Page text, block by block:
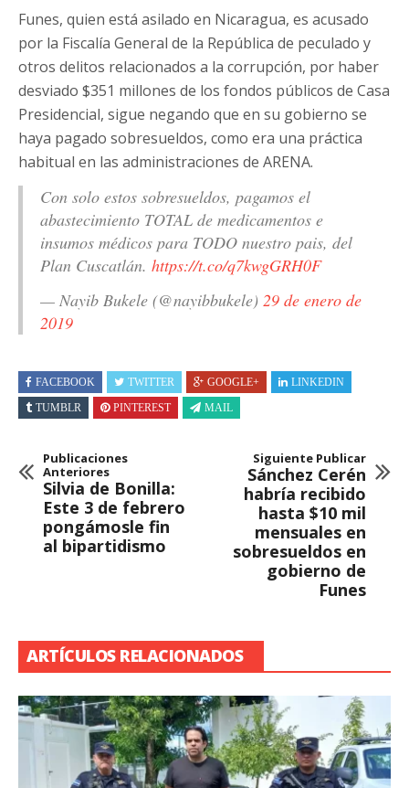
Funes, quien está asilado en Nicaragua, es acusado
por la Fiscalía General de la República de peculado y
otros delitos relacionados a la corrupción, por haber
desviado $351 millones de los fondos públicos de Casa
Presidencial, sigue negando que en su gobierno se
haya pagado sobresueldos, como era una práctica
habitual en las administraciones de ARENA.
Con solo estos sobresueldos, pagamos el
abastecimiento TOTAL de medicamentos e
insumos médicos para TODO nuestro pais, del
Plan Cuscatlán. https://t.co/q7kwgGRH0F
— Nayib Bukele (@nayibbukele) 29 de enero de
2019
FACEBOOK TWITTER GOOGLE+
LINKEDIN
TUMBLR
PINTEREST MAIL
Publicaciones
Anteriores
Silvia de Bonilla:
Este 3 de febrero
pongámosle fin
al bipartidismo
Siguiente Publicar
Sánchez Cerén
habría recibido
hasta $10 mil
mensuales en
sobresueldos en
gobierno de
Funes
ARTÍCULOS RELACIONADOS